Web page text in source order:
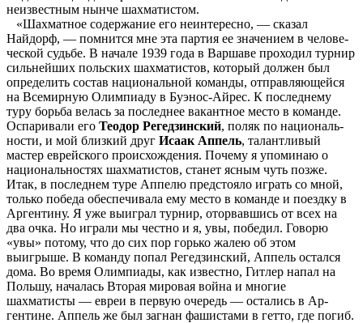
неизвестным нынче шахматис­том.
«Шахматное содержание его неинтересно, — сказал
Найдорф, — помнится мне эта партия ее значением в челове­
ческой судьбе. В начале 1939 года в Варшаве проходил тур­нир
сильнейших польских шах­матистов, который должен был
определить состав националь­ной команды, отправляющей­ся
на Всемирную Олимпиаду в Буэнос-Айрес. К последнему
туру борьба велась за последнее вакантное место в команде.
Оспаривали его Теодор Регедзинский, поляк по националь­
ности, и мой близкий друг Иса­ак Аппель, талантливый
мастер еврейского происхождения. Почему я упоминаю о
национальностях шахматистов, ста­нет ясным чуть позже.
Итак, в последнем туре Аппелю пред­стояло играть со мной,
только победа обеспечивала ему мес­то в команде и поездку в
Ар­гентину. Я уже выиграл турнир, оторвавшись от всех на
два очка. Но играли мы честно и я, увы, победил. Говорю
«увы» потому, что до сих пор горько жалею об этом
выигрыше. В команду попал Регедзинский, Аппель остался
дома. Во время Олимпиады, как известно, Гит­лер напал на
Польшу, началась Вторая мировая война и мно­гие
шахматисты — евреи в пер­вую очередь — остались в Ар­
гентине. Аппель же был загнан фашистами в гетто, где погиб.